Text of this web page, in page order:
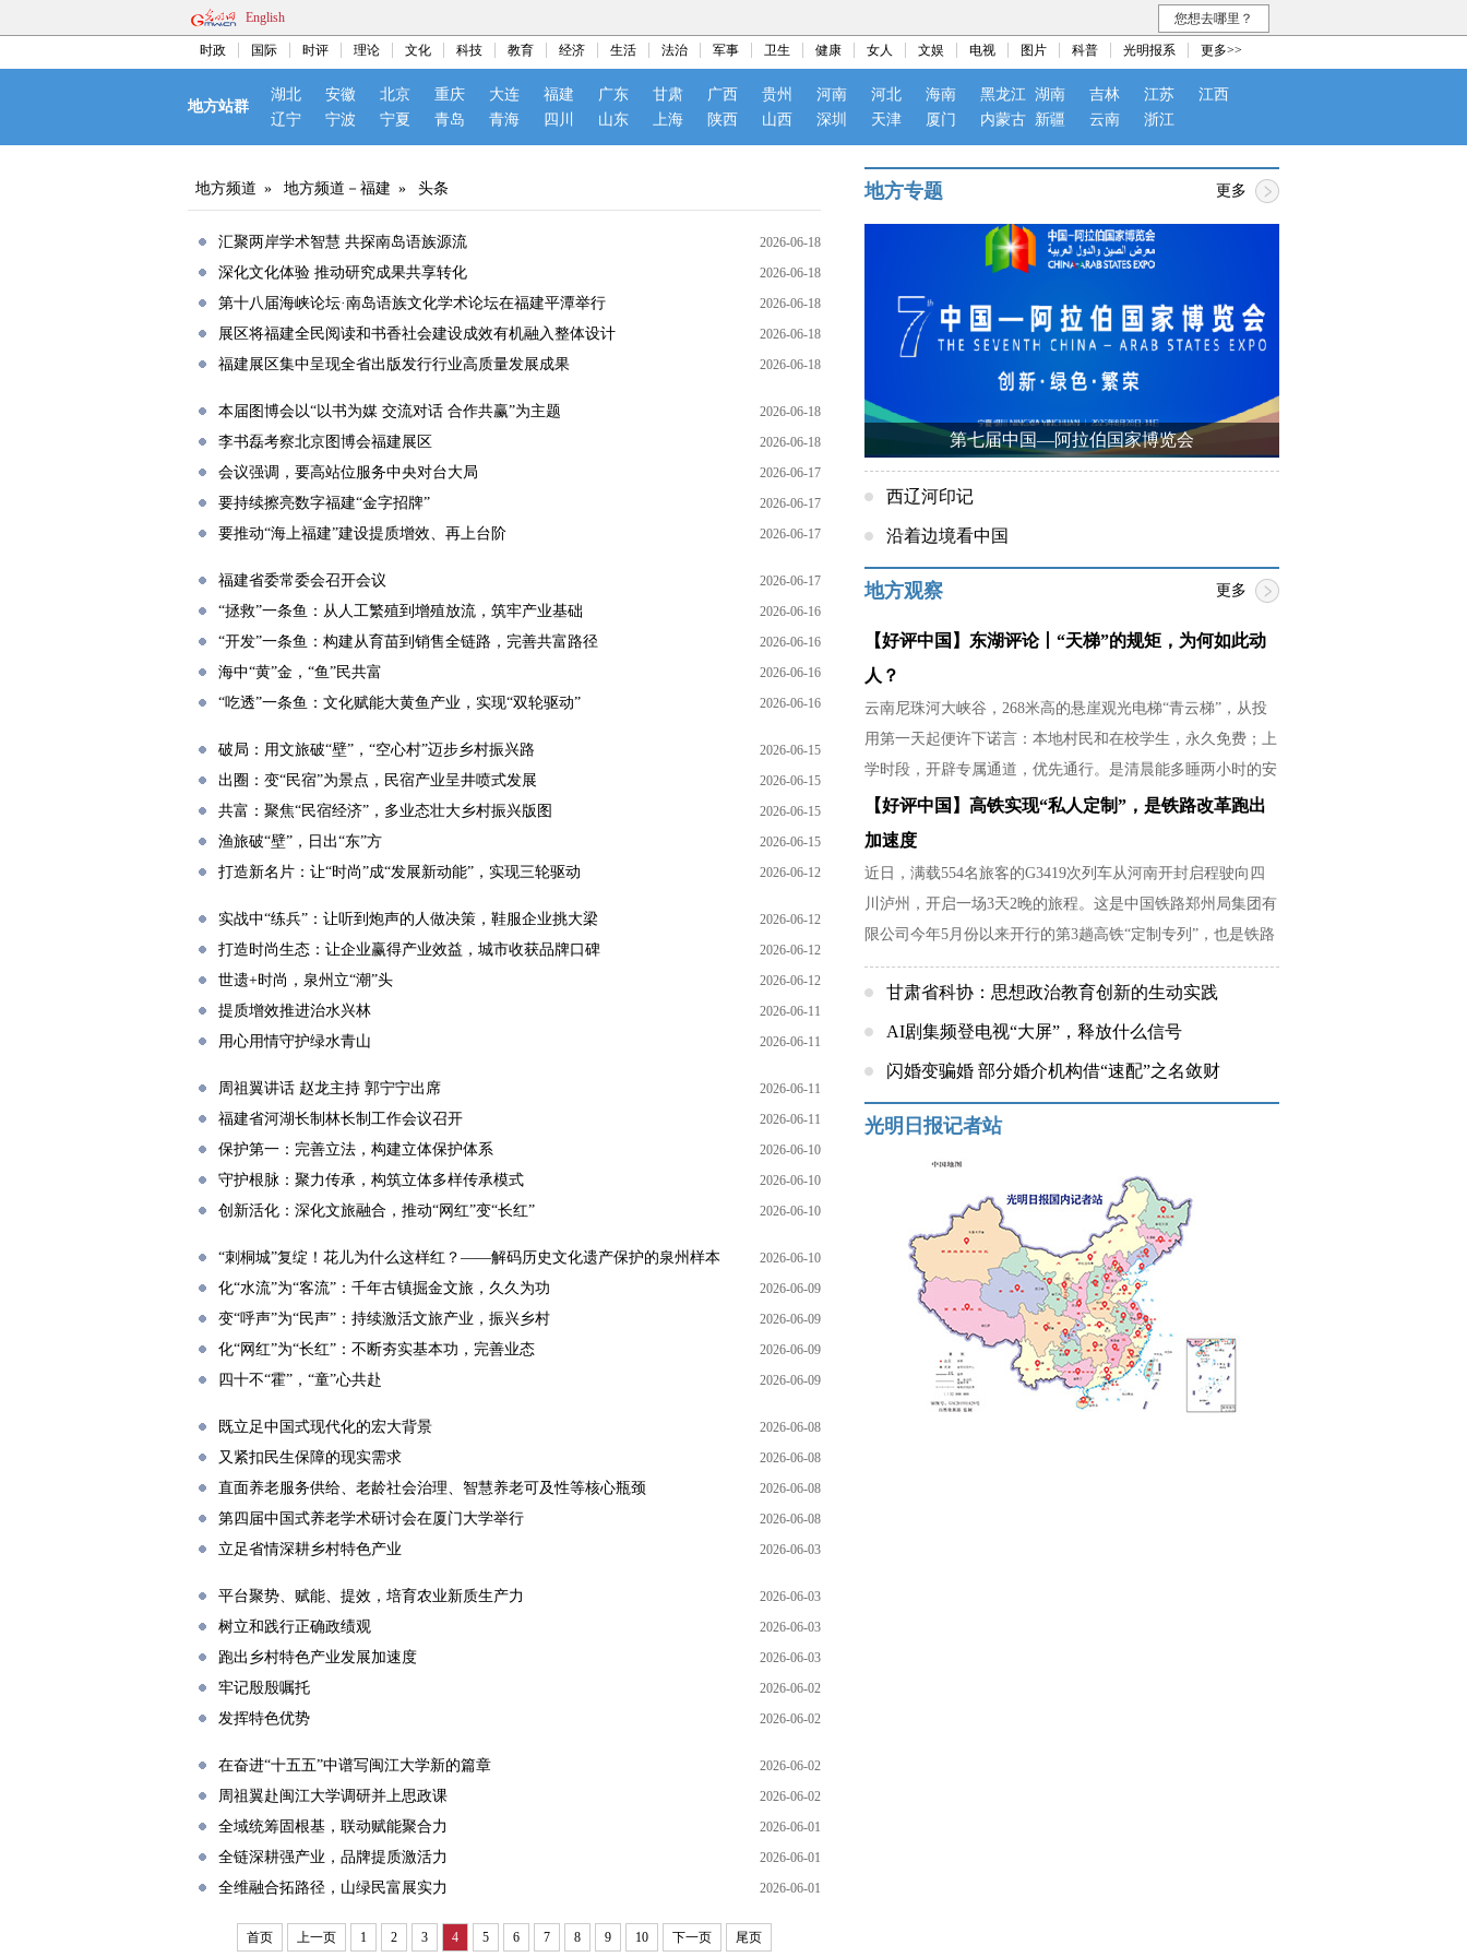
English 您想去哪里？
时政 国际 时评 理论 文化 科技 教育 经济 生活 法治 军事 卫生 健康 女人 文娱 电视 图片 科普 光明报系 更多>>
地方站群
湖北 安徽 北京 重庆 大连 福建 广东 甘肃 广西 贵州 河南 河北 海南 黑龙江 湖南 吉林 江苏
江西
辽宁
宁波 宁夏 青岛 青海 四川 山东 上海 陕西 山西 深圳 天津 厦门 内蒙古 新疆 云南 浙江
地方频道 » 地方频道－福建 » 头条
汇聚两岸学术智慧 共探南岛语族源流 2026-06-18
深化文化体验 推动研究成果共享转化 2026-06-18
第十八届海峡论坛·南岛语族文化学术论坛在福建平潭举行 2026-06-18
展区将福建全民阅读和书香社会建设成效有机融入整体设计 2026-06-18
福建展区集中呈现全省出版发行行业高质量发展成果 2026-06-18
本届图博会以“以书为媒 交流对话 合作共赢”为主题 2026-06-18
李书磊考察北京图博会福建展区 2026-06-18
会议强调，要高站位服务中央对台大局 2026-06-17
要持续擦亮数字福建“金字招牌” 2026-06-17
要推动“海上福建”建设提质增效、再上台阶 2026-06-17
福建省委常委会召开会议 2026-06-17
“拯救”一条鱼：从人工繁殖到增殖放流，筑牢产业基础 2026-06-16
“开发”一条鱼：构建从育苗到销售全链路，完善共富路径 2026-06-16
海中“黄”金，“鱼”民共富 2026-06-16
“吃透”一条鱼：文化赋能大黄鱼产业，实现“双轮驱动” 2026-06-16
破局：用文旅破“壁”，“空心村”迈步乡村振兴路 2026-06-15
出圈：变“民宿”为景点，民宿产业呈井喷式发展 2026-06-15
共富：聚焦“民宿经济”，多业态壮大乡村振兴版图 2026-06-15
渔旅破“壁”，日出“东”方 2026-06-15
打造新名片：让“时尚”成“发展新动能”，实现三轮驱动 2026-06-12
实战中“练兵”：让听到炮声的人做决策，鞋服企业挑大梁 2026-06-12
打造时尚生态：让企业赢得产业效益，城市收获品牌口碑 2026-06-12
世遗+时尚，泉州立“潮”头 2026-06-12
提质增效推进治水兴林 2026-06-11
用心用情守护绿水青山 2026-06-11
周祖翼讲话 赵龙主持 郭宁宁出席 2026-06-11
福建省河湖长制林长制工作会议召开 2026-06-11
保护第一：完善立法，构建立体保护体系 2026-06-10
守护根脉：聚力传承，构筑立体多样传承模式 2026-06-10
创新活化：深化文旅融合，推动“网红”变“长红” 2026-06-10
“刺桐城”复绽！花儿为什么这样红？——解码历史文化遗产保护的泉州样本 2026-06-10
化“水流”为“客流”：千年古镇掘金文旅，久久为功 2026-06-09
变“呼声”为“民声”：持续激活文旅产业，振兴乡村 2026-06-09
化“网红”为“长红”：不断夯实基本功，完善业态 2026-06-09
四十不“霍”，“童”心共赴 2026-06-09
既立足中国式现代化的宏大背景 2026-06-08
又紧扣民生保障的现实需求 2026-06-08
直面养老服务供给、老龄社会治理、智慧养老可及性等核心瓶颈 2026-06-08
第四届中国式养老学术研讨会在厦门大学举行 2026-06-08
立足省情深耕乡村特色产业 2026-06-03
平台聚势、赋能、提效，培育农业新质生产力 2026-06-03
树立和践行正确政绩观 2026-06-03
跑出乡村特色产业发展加速度 2026-06-03
牢记殷殷嘱托 2026-06-02
发挥特色优势 2026-06-02
在奋进“十五五”中谱写闽江大学新的篇章 2026-06-02
周祖翼赴闽江大学调研并上思政课 2026-06-02
全域统筹固根基，联动赋能聚合力 2026-06-01
全链深耕强产业，品牌提质激活力 2026-06-01
全维融合拓路径，山绿民富展实力 2026-06-01
首页 上一页 1 2 3 4 5 6 7 8 9 10 下一页 尾页
地方专题 更多
第七届中国—阿拉伯国家博览会
西辽河印记
沿着边境看中国
地方观察 更多
【好评中国】东湖评论丨“天梯”的规矩，为何如此动
人？
云南尼珠河大峡谷，268米高的悬崖观光电梯“青云梯”，从投
用第一天起便许下诺言：本地村民和在校学生，永久免费；上
学时段，开辟专属通道，优先通行。是清晨能多睡两小时的安
稳，是暴雨天不必紧贴湿滑崖壁的释然，是放学后还有余力帮
家里分担农活的从容。
【好评中国】高铁实现“私人定制”，是铁路改革跑出
加速度
近日，满载554名旅客的G3419次列车从河南开封启程驶向四
川泸州，开启一场3天2晚的旅程。这是中国铁路郑州局集团有
限公司今年5月份以来开行的第3趟高铁“定制专列”，也是铁路
部门精准对接市场需求的生动实践。
甘肃省科协：思想政治教育创新的生动实践
AI剧集频登电视“大屏”，释放什么信号
闪婚变骗婚 部分婚介机构借“速配”之名敛财
光明日报记者站